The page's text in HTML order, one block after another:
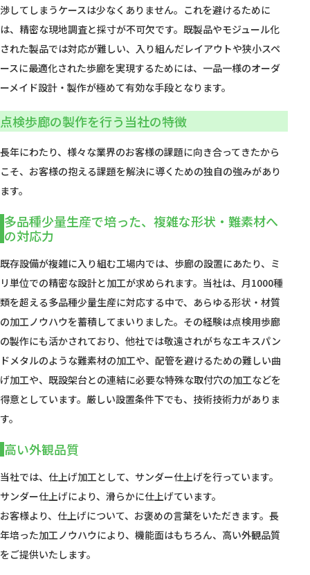
渉してしまうケースは少なくありません。これを避けるために
は、精密な現地調査と採寸が不可欠です。既製品やモジュール化
された製品では対応が難しい、入り組んだレイアウトや狭小スペ
ースに最適化された歩廊を実現するためには、一品一様のオーダ
ーメイド設計・製作が極めて有効な手段となります。
点検歩廊の製作を行う当社の特徴
長年にわたり、様々な業界のお客様の課題に向き合ってきたから
こそ、お客様の抱える課題を解決に導くための独自の強みがあり
ます。
多品種少量生産で培った、複雑な形状・難素材へ
の対応力
既存設備が複雑に入り組む工場内では、歩廊の設置にあたり、ミ
リ単位での精密な設計と加工が求められます。当社は、月1000種
類を超える多品種少量生産に対応する中で、あらゆる形状・材質
の加工ノウハウを蓄積してまいりました。その経験は点検用歩廊
の製作にも活かされており、他社では敬遠されがちなエキスパン
ドメタルのような難素材の加工や、配管を避けるための難しい曲
げ加工や、既設架台との連結に必要な特殊な取付穴の加工などを
得意としています。厳しい設置条件下でも、技術技術力がありま
す。
高い外観品質
当社では、仕上げ加工として、サンダー仕上げを行っています。
サンダー仕上げにより、滑らかに仕上げています。
お客様より、仕上げについて、お褒めの言葉をいただきます。長
年培った加工ノウハウにより、機能面はもちろん、高い外観品質
をご提供いたします。